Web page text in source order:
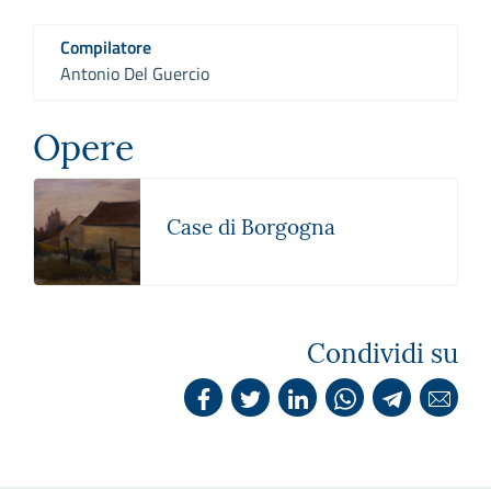
Compilatore
Antonio Del Guercio
Opere
Case di Borgogna
Condividi su